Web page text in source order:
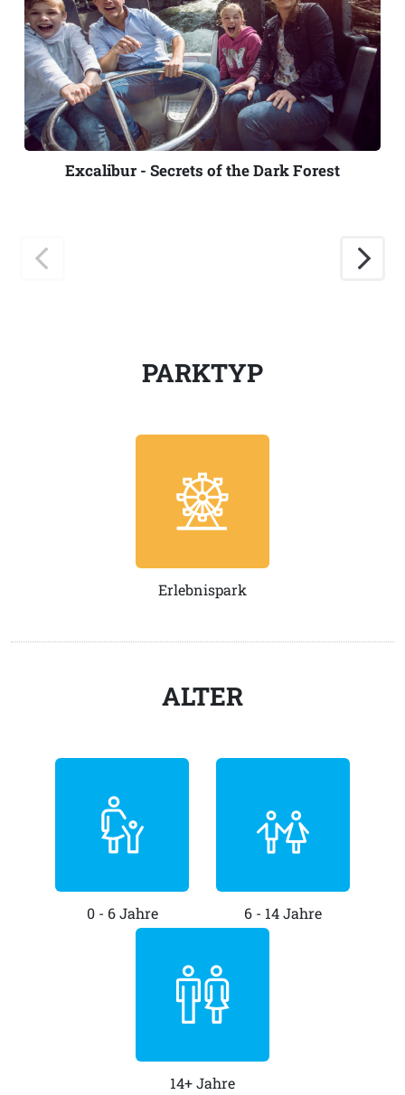
Excalibur - Secrets of the Dark Forest
PARKTYP
Erlebnispark
ALTER
0 - 6 Jahre 6 - 14 Jahre
14+ Jahre